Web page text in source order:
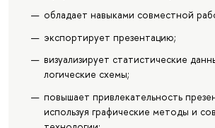
обладает навыками совместной
экспортирует презентацию;
визуализирует статистические
логические схемы;
повышает привлекательность
используя графические методы и